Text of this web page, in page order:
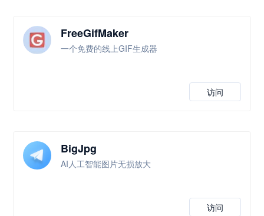
FreeGifMaker
一个免费的线上GIF生成器
访问
BigJpg
AI人工智能图片无损放大
访问